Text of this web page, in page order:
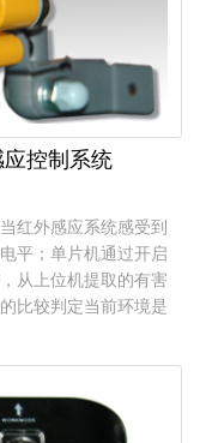
控制系统
红外感应系统感受到
平；单片机通过开启
从上位机提取的有害
比较判定当前环境是